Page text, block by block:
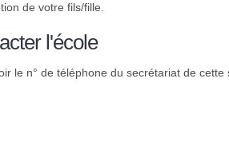
de votre fils/fille.
l'école
le n° de téléphone du secrétariat de cette